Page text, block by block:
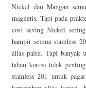
Nickel dan Mangan
magnetis. Tapi pada
cost saving Nickel
hampir semua stainless
alias palsu. Tapi banyak
tahan korosi tidak
stainless 201 untuk